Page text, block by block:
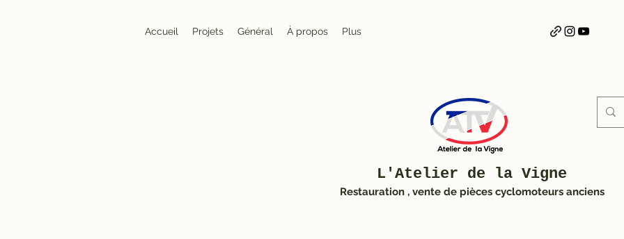
Accueil Projets Général À propos Plus
L'Atelier de la Vigne
Restauration , vente de pièces cyclomoteurs anciens